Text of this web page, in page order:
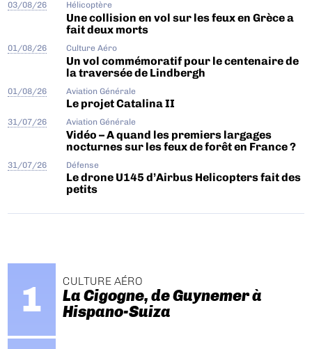
03/08/26 Hélicoptère
Une collision en vol sur les feux en Grèce a
fait deux morts
01/08/26 Culture Aéro
Un vol commémoratif pour le centenaire de
la traversée de Lindbergh
01/08/26 Aviation Générale
Le projet Catalina II
31/07/26 Aviation Générale
Vidéo – A quand les premiers largages
nocturnes sur les feux de forêt en France ?
31/07/26 Défense
Le drone U145 d’Airbus Helicopters fait des
petits
CULTURE AÉRO
La Cigogne, de Guynemer à
Hispano-Suiza